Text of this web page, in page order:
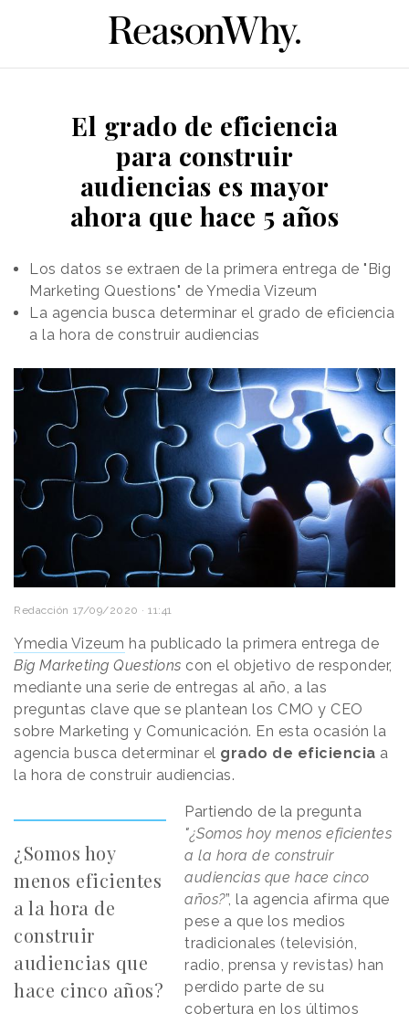
El grado de eficiencia
para construir
audiencias es mayor
ahora que hace 5 años
Los datos se extraen de la primera entrega de "Big
Marketing Questions" de Ymedia Vizeum
La agencia busca determinar el grado de eficiencia
a la hora de construir audiencias
Redacción 17/09/2020 · 11:41
Ymedia Vizeum ha publicado la primera entrega de
Big Marketing Questions con el objetivo de responder,
mediante una serie de entregas al año, a las
preguntas clave que se plantean los CMO y CEO
sobre Marketing y Comunicación. En esta ocasión la
agencia busca determinar el grado de eficiencia a
la hora de construir audiencias.
¿Somos hoy
menos eficientes
a la hora de
construir
audiencias que
hace cinco años?
Partiendo de la pregunta
"¿Somos hoy menos eficientes
a la hora de construir
audiencias que hace cinco
años?”, la agencia afirma que
pese a que los medios
tradicionales (televisión,
radio, prensa y revistas) han
perdido parte de su
cobertura en los últimos